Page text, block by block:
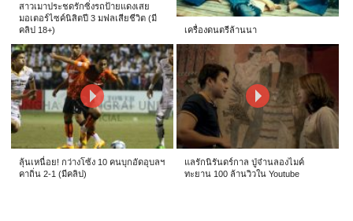
สาวเมาประชดรักซิ่งรถป้ายแดงเสย
มอเตอร์ไซค์นิสิตปี 3 มฟลเสียชีวิต (มี
คลิป 18+)
เครื่องดนตรีล้านนา
ลุ้นเหนื่อย! กว่างโซ้ง 10 คนบุกอัดอุบลฯ
คาถิ่น 2-1 (มีคลิป)
แลรักนิรันดร์กาล ปู่จ๋านลองไมค์
ทะยาน 100 ล้านวิวใน Youtube